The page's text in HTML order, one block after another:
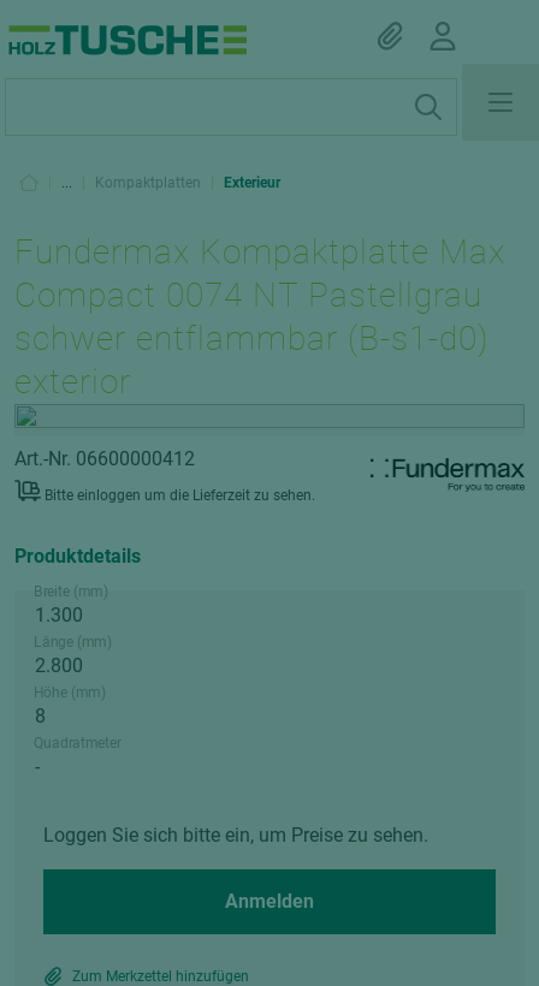
... Kompaktplatten Exterieur
Fundermax Kompaktplatte Max
Compact 0074 NT Pastellgrau
schwer entflammbar (B-s1-d0)
exterior
Art.-Nr. 06600000412
Bitte einloggen um die Lieferzeit zu sehen.
Produktdetails
Breite (mm)
Länge (mm)
Höhe (mm)
Quadratmeter
Loggen Sie sich bitte ein, um Preise zu sehen.
Anmelden
Zum Merkzettel hinzufügen